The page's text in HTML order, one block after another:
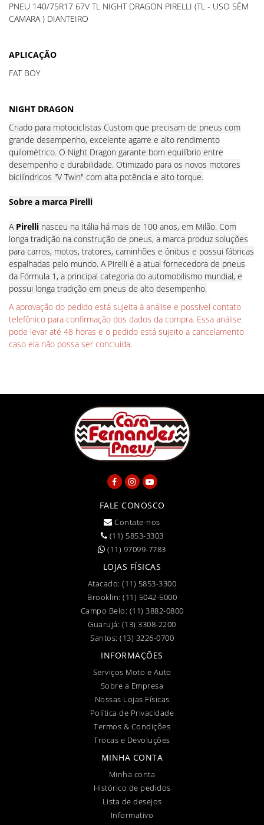
PNEU 140/75R17 67V TL NIGHT DRAGON PIRELLI (TL - USO SÊM
CAMARA ) DIANTEIRO
APLICAÇÃO
FAT BOY
NIGHT DRAGON
Criado para motociclistas Custom que precisam de pneus com
grande desempenho, excelente agarre e alto rendimento
quilométrico. O Night Dragon garante bom equilíbrio entre
desempenho e durabilidade. Otimizado para os novos motores
bicilíndricos "V Twin" com alta potência e alto torque.
Sobre a marca Pirelli
A Pirelli nasceu na Itália há mais de 100 anos, em Milão. Com
longa tradição na construção de pneus, a marca produz soluções
para carros, motos, tratores, caminhões e ônibus e possui fábricas
espalhadas pelo mundo. A Pirelli é a atual fornecedora de pneus
da Fórmula 1, a principal categoria do automobilismo mundial, e
possui longa tradição em pneus de alto desempenho.
A aprovação do pedido está sujeita à análise e possível contato
telefônico para confirmação dos dados da compra. Essa análise
pode levar até 48 horas e o pedido está sujeito a cancelamento
caso ela não possa ser concluída.
FALE CONOSCO
Contate-nos
(11) 5853-3303
(11) 97099-7783
LOJAS FÍSICAS
Atacado:(11) 5853-3300
Brooklin: (11) 5042-5000
Campo Belo: (11) 3882-0800
Guarujá: (13) 3308-2200
Santos: (13) 3226-0700
INFORMAÇÕES
Serviços Moto e Auto
Sobre a Empresa
Nossas Lojas Físicas
Política de Privacidade
Termos & Condições
Trocas e Devoluções
MINHA CONTA
Minha conta
Histórico de pedidos
Lista de desejos
Informativo